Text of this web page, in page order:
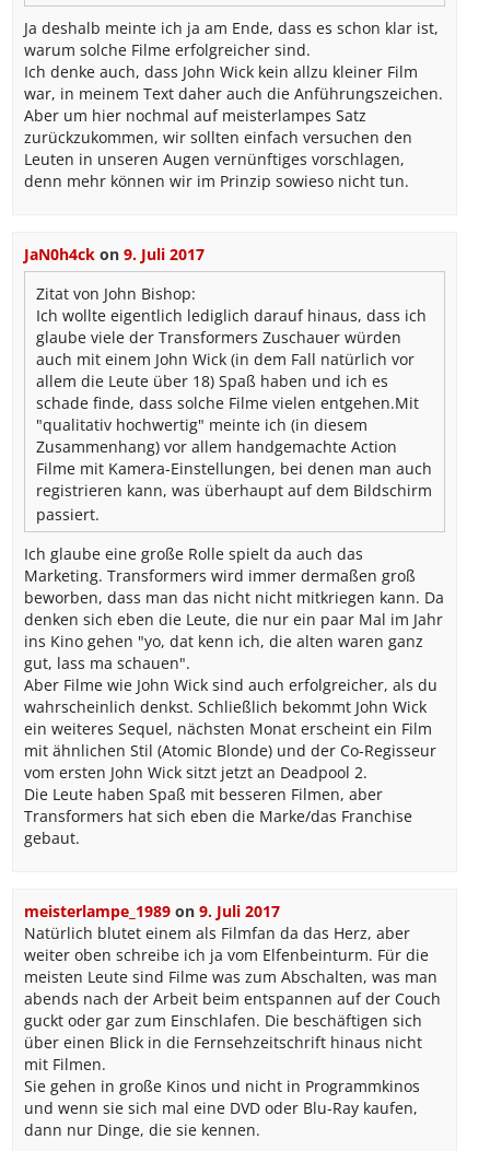
Ja deshalb meinte ich ja am Ende, dass es schon klar ist,
warum solche Filme erfolgreicher sind.
Ich denke auch, dass John Wick kein allzu kleiner Film
war, in meinem Text daher auch die Anführungszeichen.
Aber um hier nochmal auf meisterlampes Satz
zurückzukommen, wir sollten einfach versuchen den
Leuten in unseren Augen vernünftiges vorschlagen,
denn mehr können wir im Prinzip sowieso nicht tun.
JaN0h4ckon 9. Juli 2017
Zitat von John Bishop:
Ich wollte eigentlich lediglich darauf hinaus, dass ich
glaube viele der Transformers Zuschauer würden
auch mit einem John Wick (in dem Fall natürlich vor
allem die Leute über 18) Spaß haben und ich es
schade finde, dass solche Filme vielen entgehen.Mit
"qualitativ hochwertig" meinte ich (in diesem
Zusammenhang) vor allem handgemachte Action
Filme mit Kamera-Einstellungen, bei denen man auch
registrieren kann, was überhaupt auf dem Bildschirm
passiert.
Ich glaube eine große Rolle spielt da auch das
Marketing. Transformers wird immer dermaßen groß
beworben, dass man das nicht nicht mitkriegen kann. Da
denken sich eben die Leute, die nur ein paar Mal im Jahr
ins Kino gehen "yo, dat kenn ich, die alten waren ganz
gut, lass ma schauen".
Aber Filme wie John Wick sind auch erfolgreicher, als du
wahrscheinlich denkst. Schließlich bekommt John Wick
ein weiteres Sequel, nächsten Monat erscheint ein Film
mit ähnlichen Stil (Atomic Blonde) und der Co-Regisseur
vom ersten John Wick sitzt jetzt an Deadpool 2.
Die Leute haben Spaß mit besseren Filmen, aber
Transformers hat sich eben die Marke/das Franchise
gebaut.
meisterlampe_1989on 9. Juli 2017
Natürlich blutet einem als Filmfan da das Herz, aber
weiter oben schreibe ich ja vom Elfenbeinturm. Für die
meisten Leute sind Filme was zum Abschalten, was man
abends nach der Arbeit beim entspannen auf der Couch
guckt oder gar zum Einschlafen. Die beschäftigen sich
über einen Blick in die Fernsehzeitschrift hinaus nicht
mit Filmen.
Sie gehen in große Kinos und nicht in Programmkinos
und wenn sie sich mal eine DVD oder Blu-Ray kaufen,
dann nur Dinge, die sie kennen.